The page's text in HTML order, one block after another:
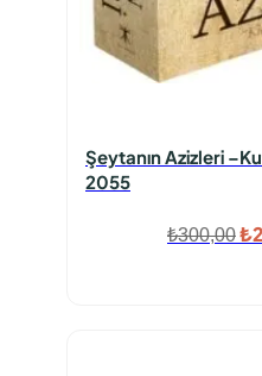
Şeytanın Azizleri
2055
₺300,00₺